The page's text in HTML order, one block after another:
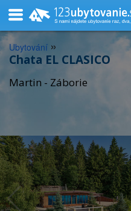
Ubytování »
Chata EL CLASICO
Martin - Záborie